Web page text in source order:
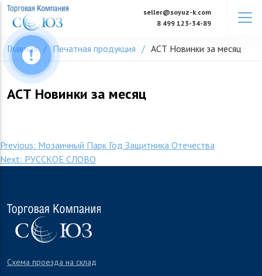
Skip
content
seller@soyuz-k.com
8 499 123-34-89
Главная Печатная продукция АСТ Новинки за месяц
АСТ Новинки за месяц
Навигация
по
Previous: Мозаичный Парк Год Защитника Отечества
Next: РУССКОЕ СЛОВО
Схема проезда на склад